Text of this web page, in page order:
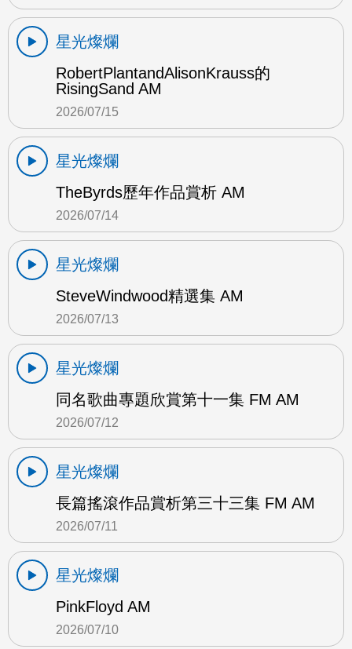
星光燦爛
RobertPlantandAlisonKrauss的
RisingSand AM
2026/07/15
星光燦爛
TheByrds歷年作品賞析 AM
2026/07/14
星光燦爛
SteveWindwood精選集 AM
2026/07/13
星光燦爛
同名歌曲專題欣賞第十一集 FM AM
2026/07/12
星光燦爛
長篇搖滾作品賞析第三十三集 FM AM
2026/07/11
星光燦爛
PinkFloyd AM
2026/07/10